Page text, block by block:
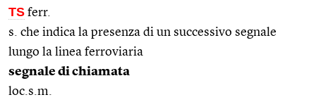
TS ferr.
s. che indica la presenza di un successivo segnale
lungo la linea ferroviaria
segnale di chiamata
loc.s.m.